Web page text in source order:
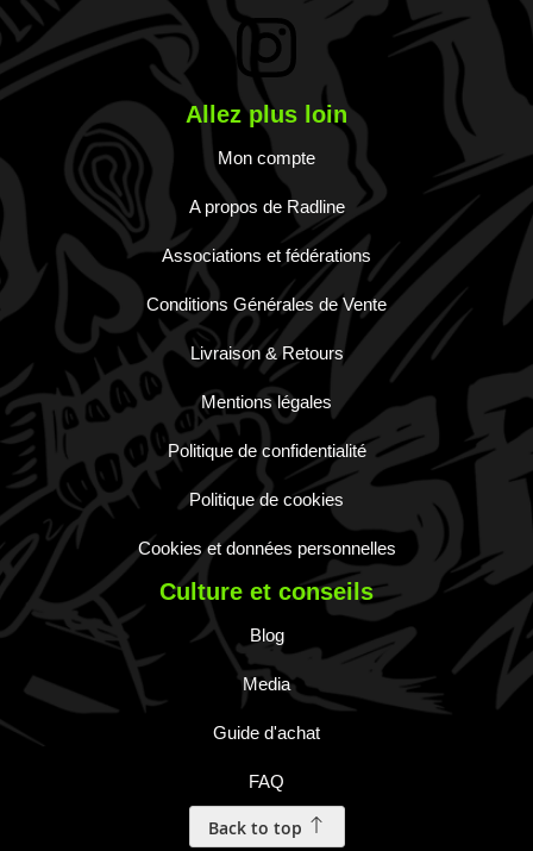
Allez plus loin
Mon compte
A propos de Radline
Associations et fédérations
Conditions Générales de Vente
Livraison & Retours
Mentions légales
Politique de confidentialité
Politique de cookies
Cookies et données personnelles
Culture et conseils
Blog
Media
Guide d'achat
FAQ
Back to top